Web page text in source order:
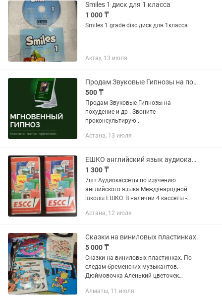
Smiles 1 диск для 1 класса
1 000 ₸
Smiles 1 grade disc диск для 1класса
Актау, 13 июля
Продам Звуковые Гипнозы на похудение и др .
500 ₸
Продам Звуковые Гипнозы на
похудение и др . Звоните
проконсультирую .
Астана, 13 июля
ЕШКО английский язык аудиокассеты
1 300 ₸
7шт Аудиокассеты по изучению
английского языка Международной
школы ЕШКО. В наличии 4 кассеты -
English «Lesson 12-13-14», «Lesson 18-
Астана, 12 июля
Сказки на виниловых пластинках.
5 000 ₸
Сказки на виниловых пластинках. По
следам бременских музыкантов.
Дюймовочка Аленький цветочек
Доктор Айболит. По щучьему велению.
Алматы, 11 июля